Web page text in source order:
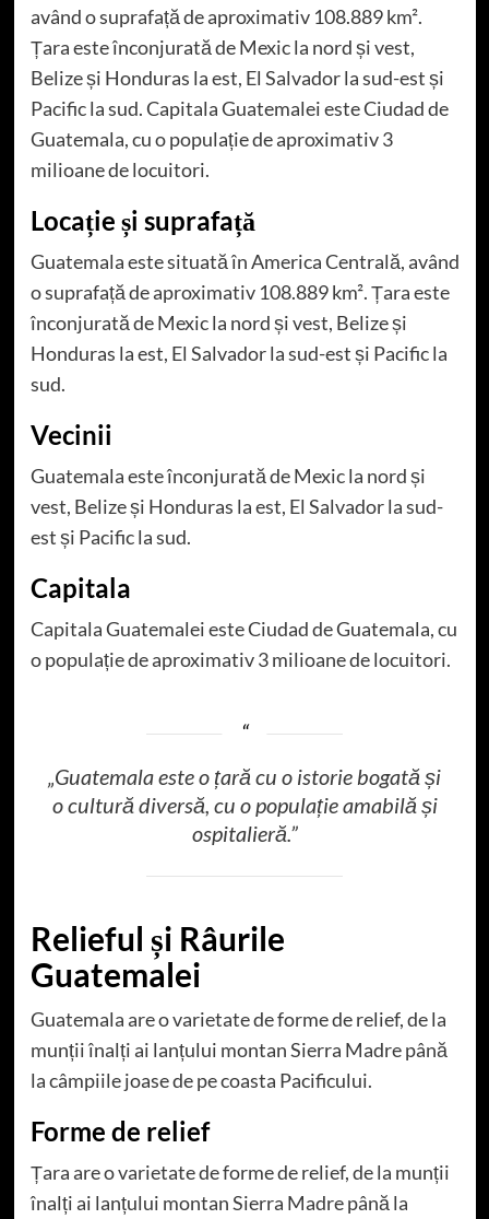
având o suprafață de aproximativ 108.889 km².
Țara este înconjurată de Mexic la nord și vest,
Belize și Honduras la est, El Salvador la sud-est și
Pacific la sud. Capitala Guatemalei este Ciudad de
Guatemala, cu o populație de aproximativ 3
milioane de locuitori.
Locație și suprafață
Guatemala este situată în America Centrală, având
o suprafață de aproximativ 108.889 km². Țara este
înconjurată de Mexic la nord și vest, Belize și
Honduras la est, El Salvador la sud-est și Pacific la
sud.
Vecinii
Guatemala este înconjurată de Mexic la nord și
vest, Belize și Honduras la est, El Salvador la sud-
est și Pacific la sud.
Capitala
Capitala Guatemalei este Ciudad de Guatemala, cu
o populație de aproximativ 3 milioane de locuitori.
„Guatemala este o țară cu o istorie bogată și
o cultură diversă, cu o populație amabilă și
ospitalieră.”
Relieful și Râurile
Guatemalei
Guatemala are o varietate de forme de relief, de la
munții înalți ai lanțului montan Sierra Madre până
la câmpiile joase de pe coasta Pacificului.
Forme de relief
Țara are o varietate de forme de relief, de la munții
înalți ai lanțului montan Sierra Madre până la